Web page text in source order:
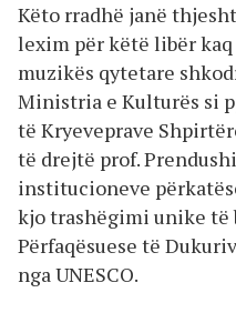
Këto rradhë janë
lexim për këtë libër
muzikës qytetare
Ministria e Kulturës si
të Kryeveprave
të drejtë prof.
institucioneve
kjo trashëgimi unike të
Përfaqësuese të
nga UNESCO.